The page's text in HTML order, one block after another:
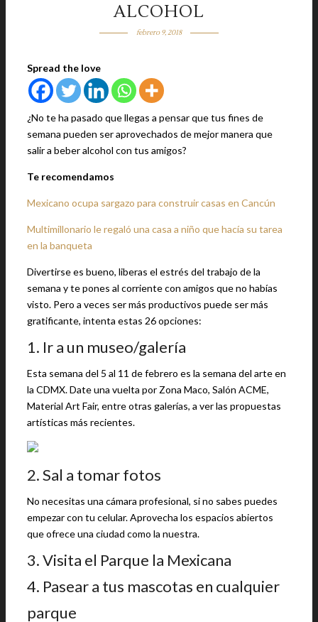
ALCOHOL
febrero 9, 2018
Spread the love
¿No te ha pasado que llegas a pensar que tus fines de
semana pueden ser aprovechados de mejor manera que
salir a beber alcohol con tus amigos?
Te recomendamos
Mexicano ocupa sargazo para construir casas en Cancún
Multimillonario le regaló una casa a niño que hacía su tarea
en la banqueta
Divertirse es bueno, liberas el estrés del trabajo de la
semana y te pones al corriente con amigos que no habías
visto. Pero a veces ser más productivos puede ser más
gratificante, intenta estas 26 opciones:
1. Ir a un museo/galería
Esta semana del 5 al 11 de febrero es la semana del arte en
la CDMX. Date una vuelta por Zona Maco, Salón ACME,
Material Art Fair, entre otras galerías, a ver las propuestas
artísticas más recientes.
2. Sal a tomar fotos
No necesitas una cámara profesional, si no sabes puedes
empezar con tu celular. Aprovecha los espacios abiertos
que ofrece una ciudad como la nuestra.
3. Visita el Parque la Mexicana
4. Pasear a tus mascotas en cualquier
parque